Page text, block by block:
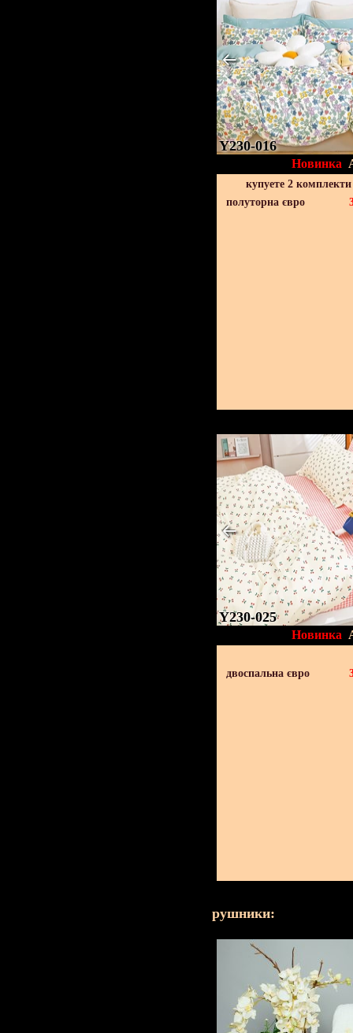
Y230-016
Новинка
купуете 2
полуторна євро
Y230-025
Новинка
двоспальна євро
рушники: